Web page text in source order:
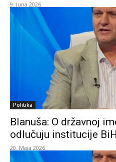
9. Juna 2026.
Politika
Blanuša: O državnoj
odlučuju institucije BiH
20. Maja 2026.